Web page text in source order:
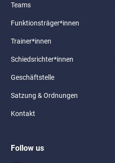
Teams
Funktionsträger*innen
Trainer*innen
Schiedsrichter*innen
Geschäftstelle
Satzung & Ordnungen
Kontakt
Follow us